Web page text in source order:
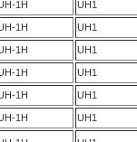
1H UH1
1H UH1
1H UH1
1H UH1
1H UH1
1H UH1